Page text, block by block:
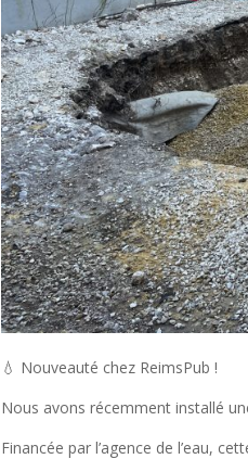
💧 Nouveauté chez ReimsPub !
Nous avons récemment installé
Financée par l’agence de l’eau,